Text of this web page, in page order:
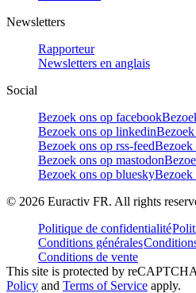
Newsletters
Rapporteur
Newsletters en anglais
Social
Bezoek ons op facebook
Bezoek ons op linkedin
Bezoek ons op rss-feedBezoek
Bezoek ons op mastodon
Bezoek ons op blueskyBezoek
© 2026 Euractiv FR. All rights
Politique de confidentialité
Conditions générales
Conditions de vente
This site is protected by
Policy and Terms of Service apply.